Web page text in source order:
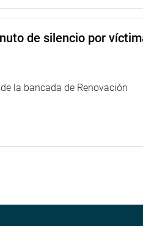
de silencio por
la bancada de Renovación